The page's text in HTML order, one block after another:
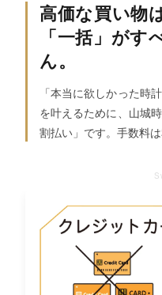
高価な買い物は
「一括」が
ん。
「本当に欲しかった時
を叶えるために、山城
割払い」です。手数料